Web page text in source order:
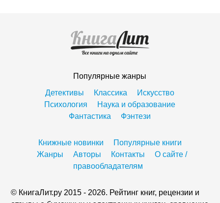
Популярные жанры
Детективы
Классика
Искусство
Психология
Наука и образование
Фантастика
Фэнтези
Книжные новинки
Популярные книги
Жанры
Авторы Контакты
О сайте /
правообладателям
© КнигаЛит.ру 2015 - 2026. Рейтинг книг, рецензии и